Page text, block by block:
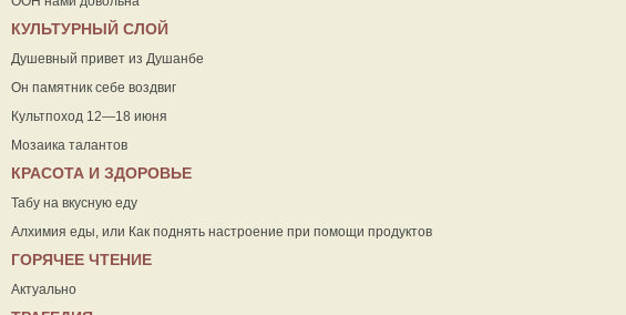
КУЛЬТУРНЫЙ СЛОЙ
Душевный привет из Душанбе
Он памятник себе воздвиг
Культпоход 12—18 июня
Мозаика талантов
КРАСОТА И ЗДОРОВЬЕ
Табу на вкусную еду
Алхимия еды, или Как поднять настроение при помощи продуктов
ГОРЯЧЕЕ ЧТЕНИЕ
Актуально